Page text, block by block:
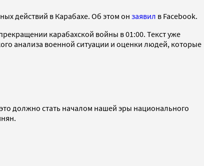
действий в Карабахе. Об этом он заявил в Facebook.
карабахской войны в 01:00. Текст уже
анализа военной ситуации и оценки людей, которые
должно стать началом нашей эры национального